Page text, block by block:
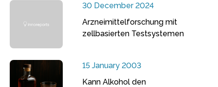
30 December 2024
Arzneimittelforschung mit
zellbasierten Testsystemen
15 January 2003
Kann Alkohol den